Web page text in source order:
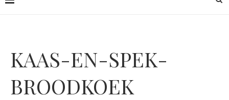
KAAS-EN-SPEK-
BROODKOEK